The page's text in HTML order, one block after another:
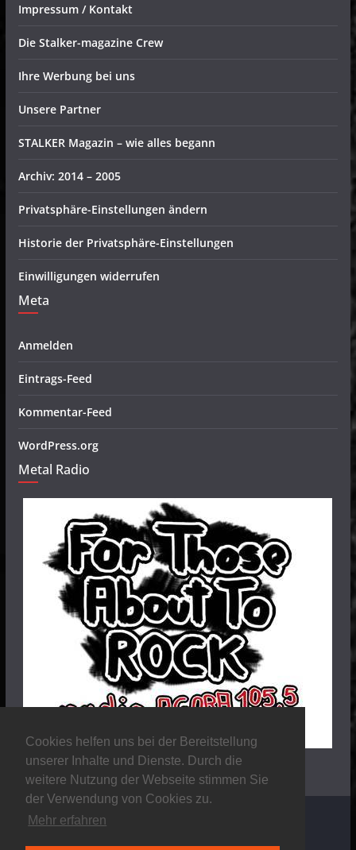
Cookies helfen uns bei der Bereitstellung
unserer Inhalte und Dienste. Durch die
weitere Nutzung der Webseite stimmen Sie
der Verwendung von Cookies zu.
Mehr erfahren
Impressum / Kontakt
Die Stalker-magazine Crew
Ihre Werbung bei uns
Unsere Partner
STALKER Magazin – wie alles begann
Archiv: 2014 – 2005
Privatsphäre-Einstellungen ändern
Historie der Privatsphäre-Einstellungen
Einwilligungen widerrufen
Meta
Anmelden
Eintrags-Feed
Kommentar-Feed
WordPress.org
Metal Radio
Copyright © 2026